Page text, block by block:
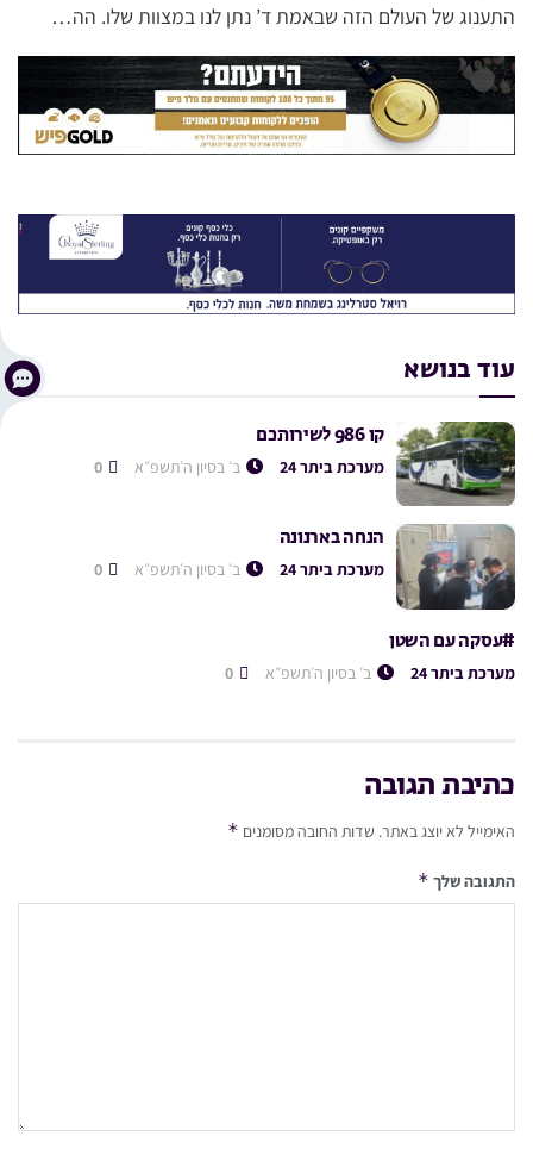
התענוג של העולם הזה שבאמת ד’ נתן לנו במצוות שלו. הה…
עוד בנושא
קו 986 לשירותכם
מערכת ביתר 24 ב׳ בסיון ה׳תשפ״א
הנחה בארנונה
מערכת ביתר 24 ב׳ בסיון ה׳תשפ״א
#עסקה עם השטן
מערכת ביתר 24 ב׳ בסיון ה׳תשפ״א
כתיבת תגובה
האימייל לא יוצג באתר. שדות החובה מסומנים *
התגובה שלך *